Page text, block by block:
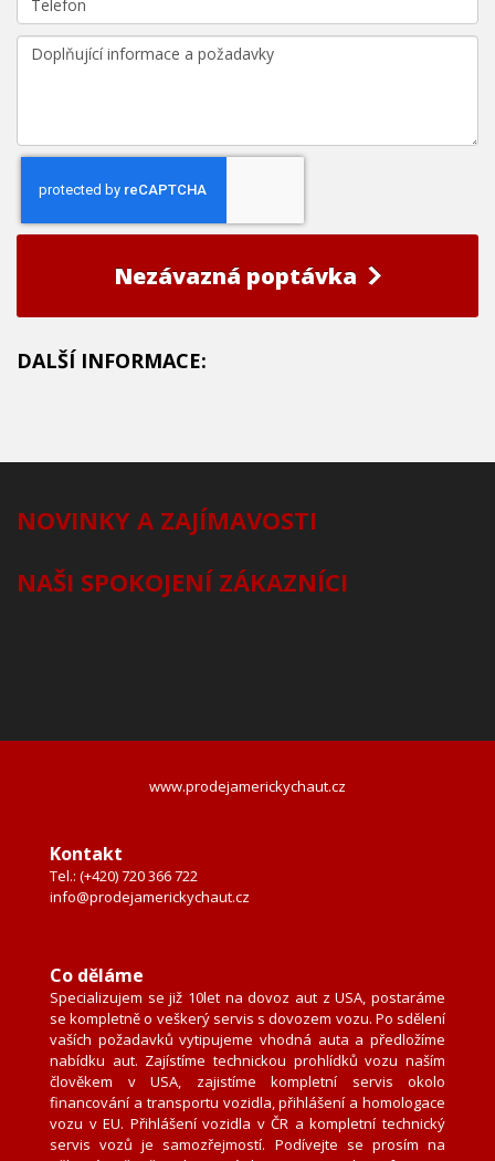
Nezávazná poptávka
DALŠÍ INFORMACE:
NOVINKY A ZAJÍMAVOSTI
NAŠI SPOKOJENÍ ZÁKAZNÍCI
www.prodejamerickychaut.cz
Kontakt
Tel.: (+420) 720 366 722
info@prodejamerickychaut.cz
Co děláme
Specializujem se již 10let na dovoz aut z USA, postaráme
se kompletně o veškerý servis s dovozem vozu. Po sdělení
vaších požadavků vytipujeme vhodná auta a předložíme
nabídku aut. Zajístíme technickou prohlídků vozu naším
člověkem v USA, zajistíme kompletní servis okolo
financování a transportu vozidla, přihlášení a homologace
vozu v EU. Přihlášení vozidla v ČR a kompletní technický
servis vozů je samozřejmostí. Podívejte se prosím na